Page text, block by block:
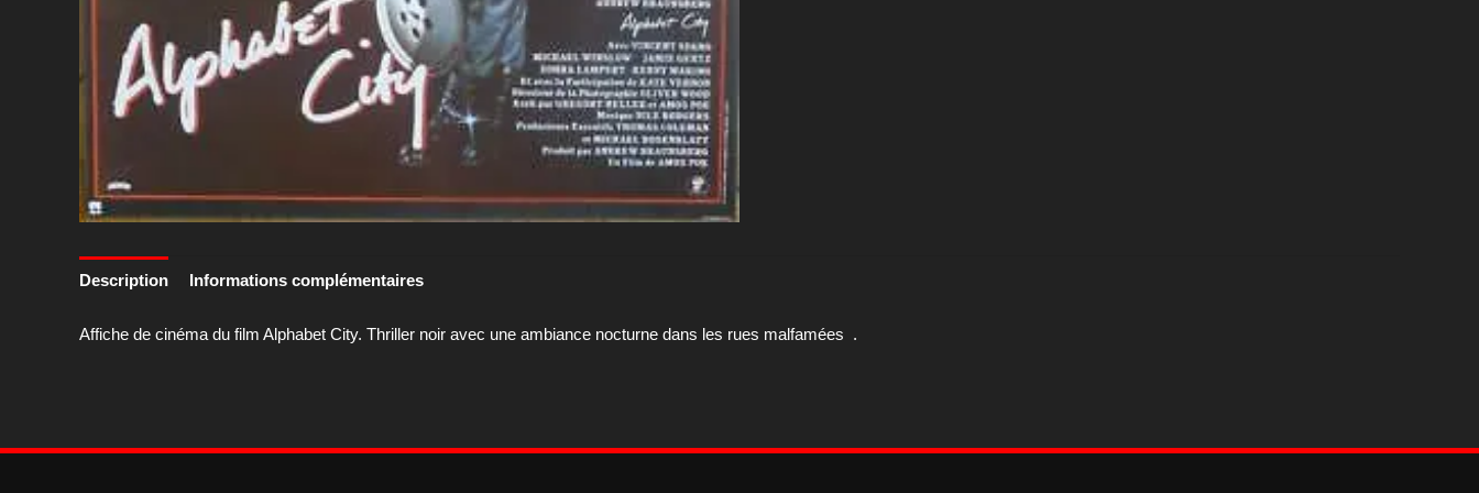
Description Informations complémentaires
Affiche de cinéma du film Alphabet City. Thriller noir avec une ambiance nocturne dans les rues malfamées .